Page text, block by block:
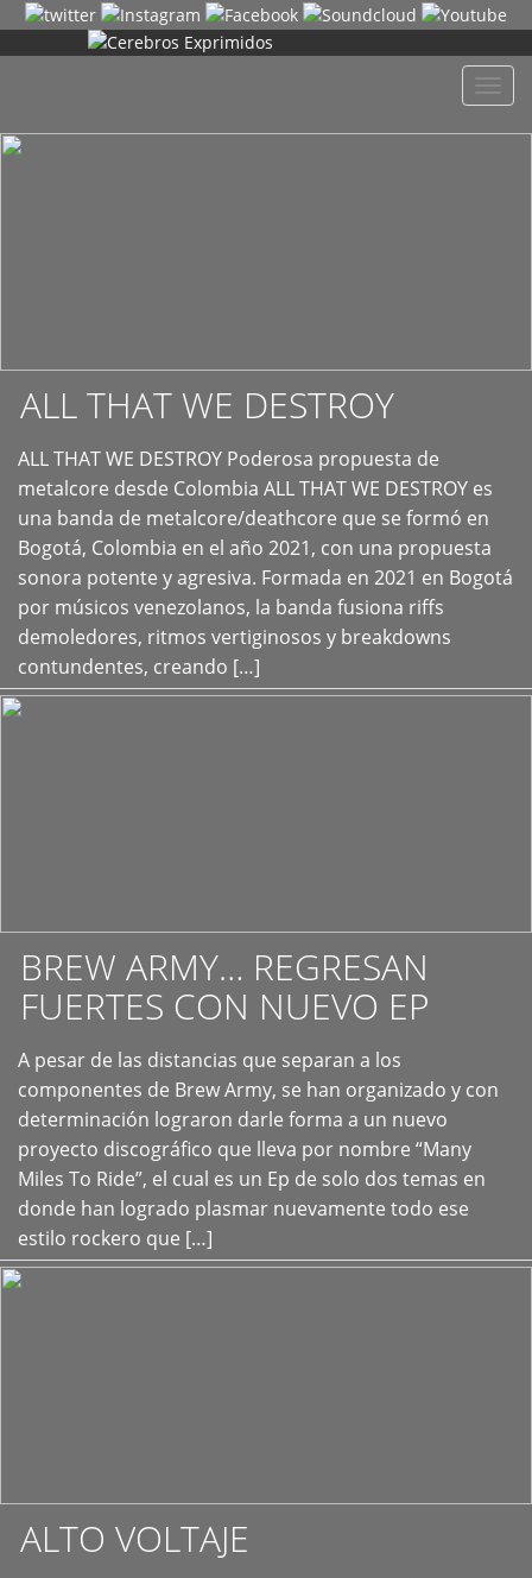
ALL THAT WE DESTROY
ALL THAT WE DESTROY Poderosa propuesta de
metalcore desde Colombia ALL THAT WE DESTROY es
una banda de metalcore/deathcore que se formó en
Bogotá, Colombia en el año 2021, con una propuesta
sonora potente y agresiva. Formada en 2021 en Bogotá
por músicos venezolanos, la banda fusiona riffs
demoledores, ritmos vertiginosos y breakdowns
contundentes, creando […]
+
BREW ARMY… REGRESAN
FUERTES CON NUEVO EP
A pesar de las distancias que separan a los
componentes de Brew Army, se han organizado y con
determinación lograron darle forma a un nuevo
proyecto discográfico que lleva por nombre “Many
Miles To Ride”, el cual es un Ep de solo dos temas en
donde han logrado plasmar nuevamente todo ese
estilo rockero que […]
+
ALTO VOLTAJE